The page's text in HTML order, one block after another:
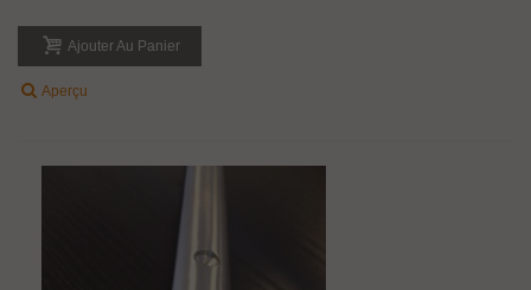
Ajouter Au Panier
Aperçu